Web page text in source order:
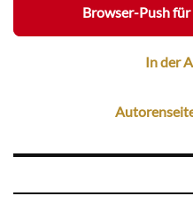
Browser-Push
In der